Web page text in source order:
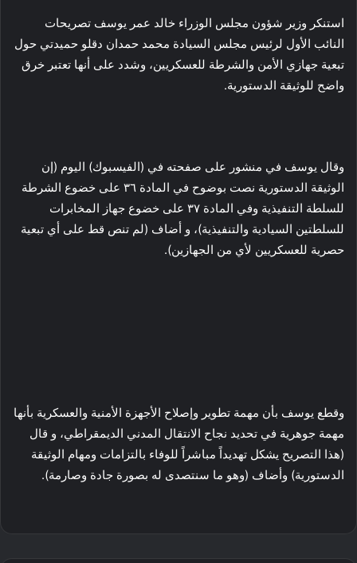
استنكر وزير شؤون مجلس الوزراء خالد عمر يوسف تصريحات
النائب الأول لرئيس مجلس السيادة محمد حمدان دقلو حميدتي حول
تبعية جهازي الأمن والشرطة للعسكريين، وشدد على أنها تعتبر خرق
واضح للوثيقة الدستورية.
وقال يوسف في منشور على صفحته في (الفيسبوك) اليوم (إن
الوثيقة الدستورية نصت بوضوح في المادة ٣٦ على خضوع الشرطة
للسلطة التنفيذية وفي المادة ٣٧ على خضوع جهاز المخابرات
للسلطتين السيادية والتنفيذية)، و أضاف (لم تنص قط على أي تبعية
حصرية للعسكريين لأي من الجهازين).
وقطع يوسف بأن مهمة تطوير وإصلاح الأجهزة الأمنية والعسكرية بأنها
مهمة جوهرية في تحديد نجاح الانتقال المدني الديمقراطي، و قال
(هذا التصريح يشكل تهديداً مباشراً للوفاء بالتزامات ومهام الوثيقة
الدستورية) وأضاف (وهو ما سنتصدى له بصورة جادة وصارمة).